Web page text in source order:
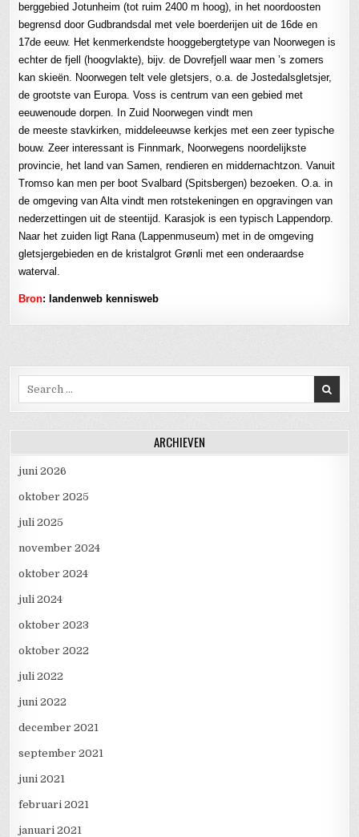
berggebied Jotunheim (tot ruim 2400 m hoog), in het noordoosten
begrensd door Gudbrandsdal met vele boerderijen uit de 16de en
17de eeuw. Het kenmerkendste hooggebergtetype van Noorwegen is
echter de fjell (hoogvlakte), bijv. de Dovrefjell waar men ’s zomers
kan skieën. Noorwegen telt vele gletsjers, o.a. de Jostedalsgletsjer,
de grootste van Europa. Voss is centrum van een gebied met
eeuwenoude dorpen. In Zuid Noorwegen vindt men
de meeste stavkirken, middeleeuwse kerkjes met een zeer typische
bouw. Zeer interessant is Finnmark, Noorwegens noordelijkste
provincie, het land van Samen, rendieren en middernachtzon. Vanuit
Tromso kan men per boot Svalbard (Spitsbergen) bezoeken. O.a. in
de omgeving van Alta vindt men rotstekeningen en opgravingen van
nederzettingen uit de steentijd. Karasjok is een typisch Lappendorp.
Naar het zuiden ligt Rana (Lappenmuseum) met in de omgeving
gletsjergebieden en de kristalgrot Grønli met een onderaardse
waterval.
Bron: landenweb kennisweb
Search for:
ARCHIEVEN
juni 2026
oktober 2025
juli 2025
november 2024
oktober 2024
juli 2024
oktober 2023
oktober 2022
juli 2022
juni 2022
december 2021
september 2021
juni 2021
februari 2021
januari 2021